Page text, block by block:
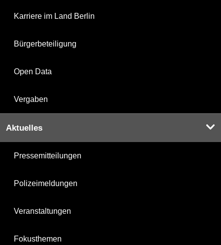
Karriere im Land Berlin
Bürgerbeteiligung
Open Data
Vergaben
Aktuelles
Pressemitteilungen
Polizeimeldungen
Veranstaltungen
Fokusthemen